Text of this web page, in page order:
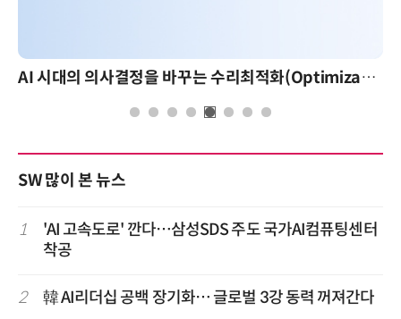
AI 시대의 의사결정을 바꾸는 수리최적화(Optimization): 실제 산업 적용 사례와 활용 전략
SW 많이 본 뉴스
1
'AI 고속도로' 깐다…삼성SDS 주도 국가AI컴퓨팅센터
착공
2 韓 AI리더십 공백 장기화… 글로벌 3강 동력 꺼져간다